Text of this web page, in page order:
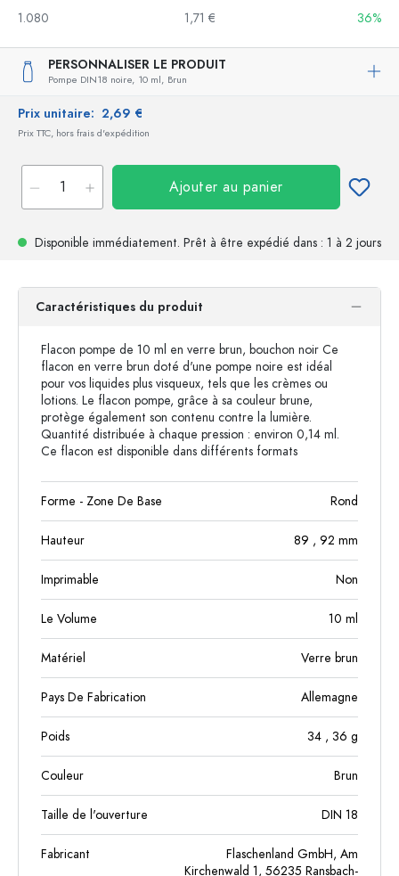
1.080
1,71 € 36%
PERSONNALISER LE PRODUIT
Pompe DIN18 noire, 10 ml, Brun
Prix unitaire: 2,69 €
Prix TTC, hors frais d'expédition
Ajouter au panier
Disponible immédiatement. Prêt à être expédié dans : 1 à 2 jours
Caractéristiques du produit
Flacon pompe de 10 ml en verre brun, bouchon noir Ce
flacon en verre brun doté d'une pompe noire est idéal
pour vos liquides plus visqueux, tels que les crèmes ou
lotions. Le flacon pompe, grâce à sa couleur brune,
protège également son contenu contre la lumière.
Quantité distribuée à chaque pression : environ 0,14 ml.
Ce flacon est disponible dans différents formats
Forme - Zone De Base Rond
Hauteur 89 , 92 mm
Imprimable Non
Le Volume 10 ml
Matériel Verre brun
Pays De Fabrication Allemagne
Poids 34 , 36 g
Couleur Brun
Taille de l'ouverture DIN 18
Fabricant
Flaschenland GmbH, Am
Kirchenwald 1, 56235 Ransbach-